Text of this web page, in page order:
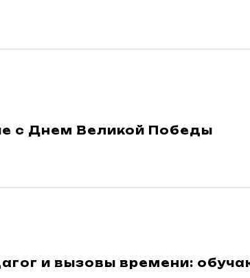
с Днем Великой Победы
и вызовы времени: